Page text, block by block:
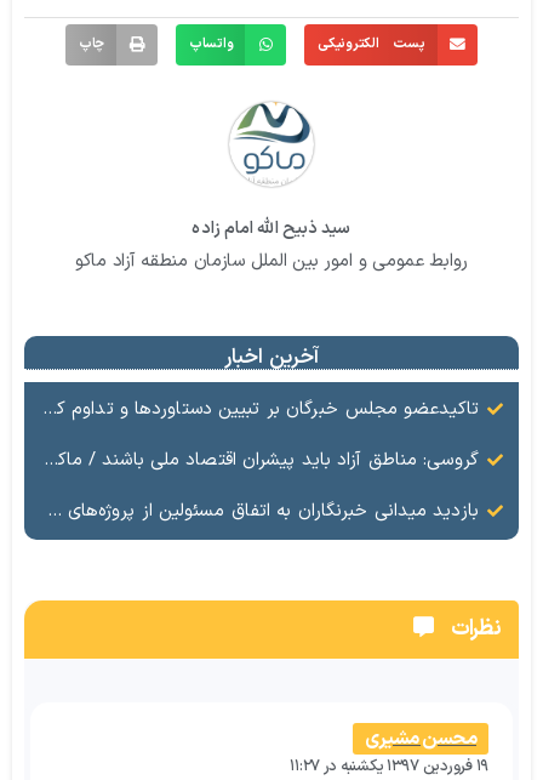
پست الکترونیکی واتساپ چاپ
سید ذبیح الله امام زاده
روابط عمومی و امور بین الملل سازمان منطقه آزاد ماکو
آخرین اخبار
تاکیدعضو مجلس خبرگان بر تبیین دستاوردها و تداوم کار جهادی در منطقه آزاد ماکو
گروسی: مناطق آزاد باید پیشران اقتصاد ملی باشند / ماکو در مسیر گشایش اقتصادی و تکمیل زیرساخت‌ها
بازدید میدانی خبرنگاران به اتفاق مسئولین از پروژه‌های مرزی
نظرات
محسن مشیری
۱۹ فروردین ۱۳۹۷ یکشنبه در ۱۱:۲۷